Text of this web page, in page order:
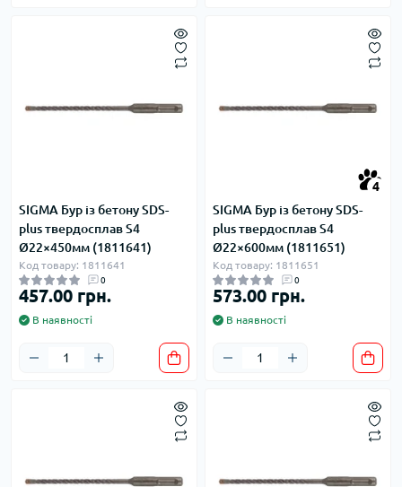
SIGMA Бур із бетону SDS-
plus твердосплав S4
Ø22×450мм (1811641)
Код товару: 1811641
0
457.00 грн.
В наявності
4
SIGMA Бур із бетону SDS-
plus твердосплав S4
Ø22×600мм (1811651)
Код товару: 1811651
0
573.00 грн.
В наявності